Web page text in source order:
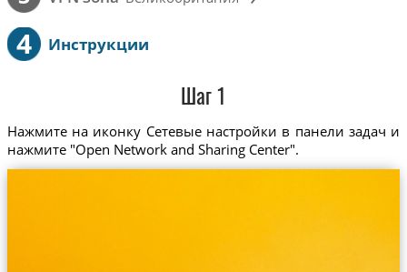
4 Инструкции
Шаг 1
Нажмите на иконку Сетевые настройки в панели задач и
нажмите "Open Network and Sharing Center".